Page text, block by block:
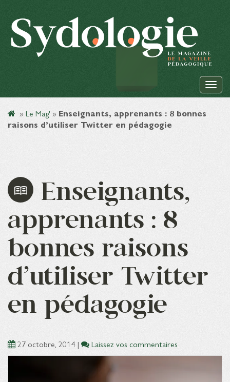
» Le Mag' » Enseignants, apprenants : 8 bonnes
raisons d’utiliser Twitter en pédagogie
Enseignants,
apprenants : 8
bonnes raisons
d’utiliser Twitter
en pédagogie
27 octobre, 2014 | Laissez vos commentaires